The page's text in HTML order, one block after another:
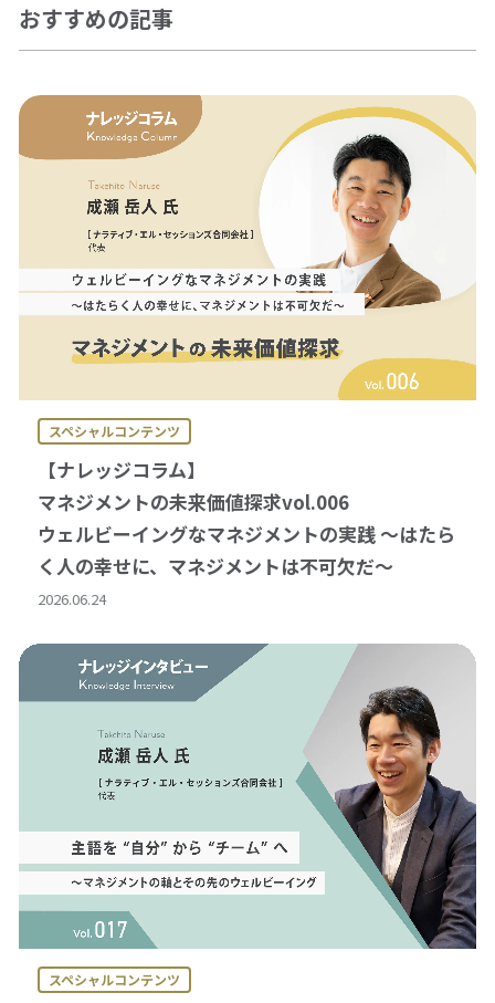
おすすめの記事
スペシャルコンテンツ
【ナレッジコラム】
マネジメントの未来価値探求vol.006
ウェルビーイングなマネジメントの実践 ～はたら
く人の幸せに、マネジメントは不可欠だ～
2026.06.24
スペシャルコンテンツ